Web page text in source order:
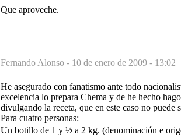
Que aproveche.
Fernando Alonso - 10 de enero de 2009 - 13:02
He asegurado con fanatismo ante todo
excelencia lo prepara Chema y de he hecho
divulgando la receta, que en este caso no
Para cuatro personas:
Un botillo de 1 y ½ a 2 kg. (denominación e